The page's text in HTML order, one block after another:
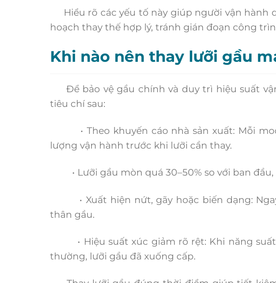
Hiểu rõ các yếu tố này giúp người vận hành
hoạch thay thế hợp lý, tránh gián đoạn công
Khi nào nên thay lưỡi gầu
Để bảo vệ gầu chính và duy trì hiệu suất
tiêu chí sau:
• Theo khuyến cáo nhà sản xuất: Mỗi
lượng vận hành trước khi lưỡi cần thay.
• Lưỡi gầu mòn quá 30–50% so với ban đầu,
• Xuất hiện nứt, gãy hoặc biến dạng:
thân gầu.
• Hiệu suất xúc giảm rõ rệt: Khi năng suất
thường, lưỡi gầu đã xuống cấp.